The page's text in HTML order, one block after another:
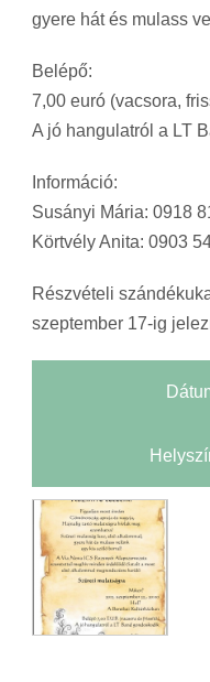
gyere hát és mulass
Belépő:
7,00 euró (vacsora,
A jó hangulatról a LT
Információ:
Susányi Mária: 0918
Körtvély Anita: 0903
Részvételi
szeptember 17-ig